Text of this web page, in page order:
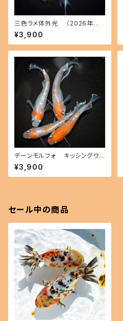
三色ラメ体外光 （2026年産
まれ） オス2 メス2(現物出品) ik
ahoff D-0630-51108-a
¥3,900
デーンモルフォ キッシングワイ
ドフィン（2026年産まれ） オス2
メス2(現物出品) ikahoff B-0
714-51291-a
¥3,900
セール中の商品